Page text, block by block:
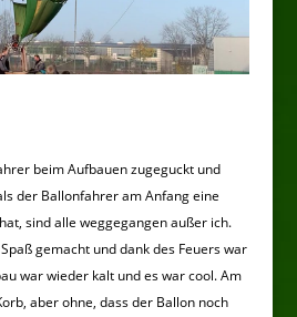
beim Aufbauen zugeguckt und
der Ballonfahrer am Anfang eine
sind alle weggegangen außer ich.
gemacht und dank des Feuers war
war wieder kalt und es war cool. Am
aber ohne, dass der Ballon noch